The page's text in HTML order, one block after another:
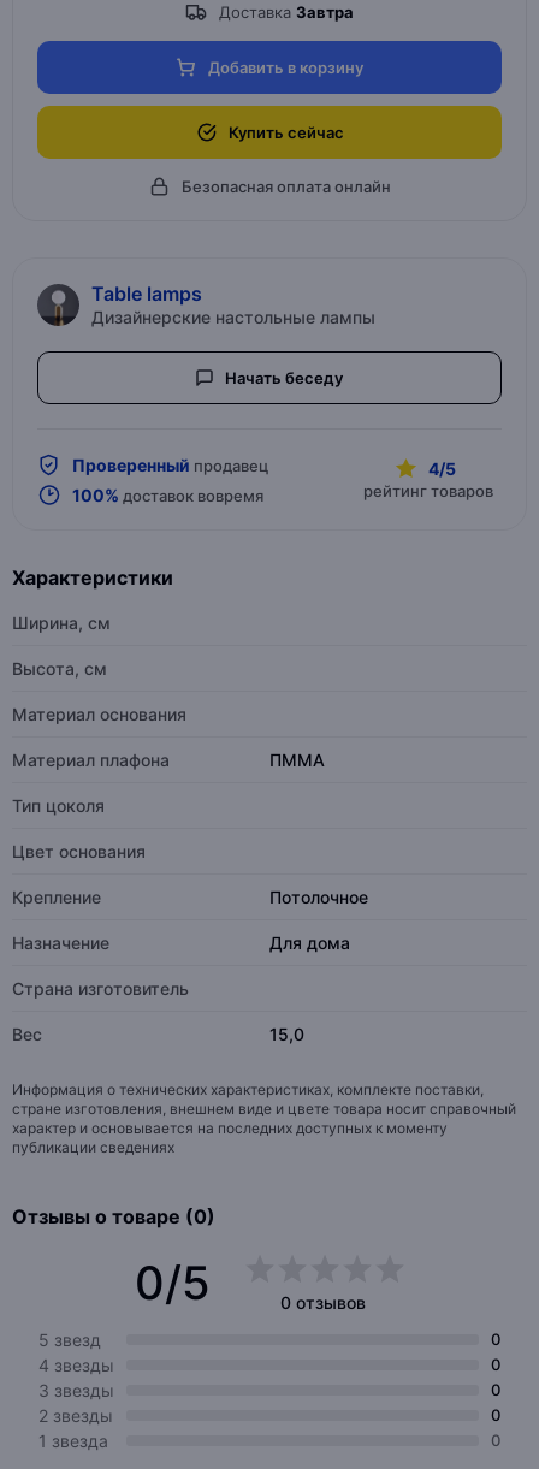
Доставка Завтра
Добавить в корзину
Купить сейчас
Безопасная оплата онлайн
Table lamps
Дизайнерские настольные лампы
Начать беседу
Проверенный продавец
100% доставок вовремя
4/5
рейтинг товаров
Характеристики
Ширина, см
Высота, см
Материал основания
Материал плафона ПММА
Тип цоколя
Цвет основания
Крепление Потолочное
Назначение Для дома
Страна изготовитель
Вес 15,0
Информация о технических характеристиках, комплекте поставки,
стране изготовления, внешнем виде и цвете товара носит справочный
характер и основывается на последних доступных к моменту
публикации сведениях
Отзывы о товаре (0)
0/5
0 отзывов
5 звезд
0
4 звезды 0
3 звезды 0
2 звезды 0
1 звезда 0